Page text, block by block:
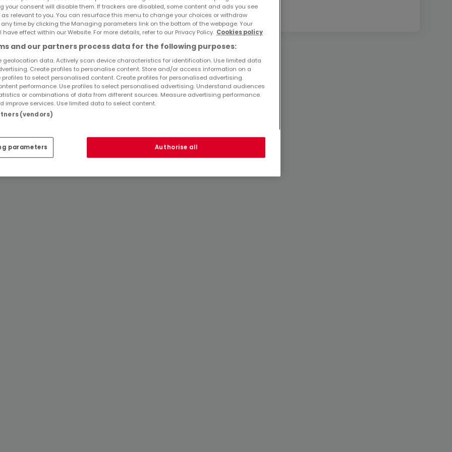
Immobilienanbieter in Olsdorf
your consent will disable them. If trackers are disabled, some content and ads you see
as relevant to you. You can resurface this menu to change your choices or withdraw
time by clicking the Managing parameters link on the bottom of the webpage. Your
have effect within our Website. For more details, refer to our Privacy Policy. Cookies policy
and our partners process data for the following purposes:
geolocation data. Actively scan device characteristics for identification. Use limited data
Create profiles to personalise content. Store and/or access information on a
profiles to select personalised content. Create profiles for personalised advertising.
performance. Use profiles to select personalised advertising. Understand audiences
or combinations of data from different sources. Measure advertising performance.
improve services. Use limited data to select content.
(vendors)
parameters Authorise all